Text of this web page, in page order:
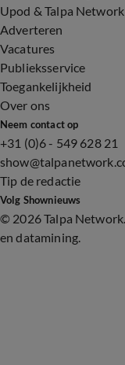
Upod & Talpa Network
Adverteren
Vacatures
Publieksservice
Toegankelijkheid
Over ons
Neem contact op
+31 (0)6 - 549 628 21
Tip de redactie
Volg Shownieuws
© 2026 Talpa
en datamining.